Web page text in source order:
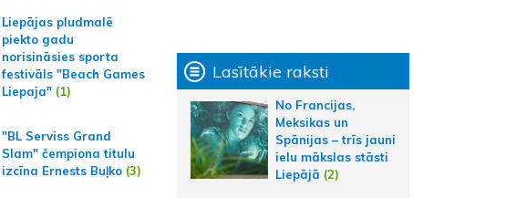
Liepājas pludmalē
piekto gadu
norisināsies sporta
festivāls "Beach Games
Liepaja"(1)
"BL Serviss Grand
Slam" čempiona titulu
izcīna Ernests Buļko(3)
Lasītākie raksti
No Francijas,
Meksikas un
Spānijas – trīs jauni
ielu mākslas stāsti
Liepājā (2)